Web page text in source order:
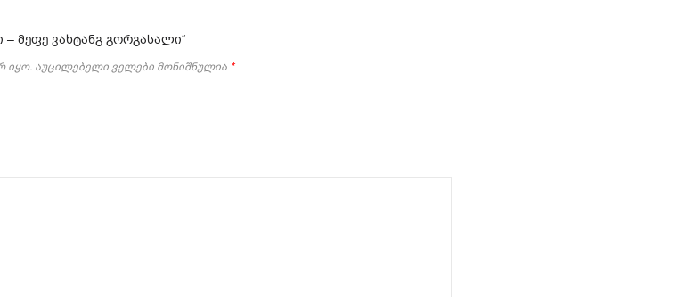
მეფე ვახტანგ გორგასალი“
იყო. აუცილებელი ველები მონიშნულია *